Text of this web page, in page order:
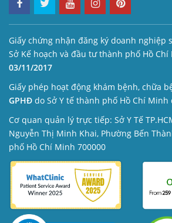
Giấy chứng nhận đăng ký doanh nghiệp
Sở Kế hoạch và đầu tư thành phố Hồ
03/11/2017
Giấy phép hoạt động khám bệnh, chữa
GPHĐ do Sở Y tế thành phố Hồ Chí Minh
Cơ quan quản lý trực tiếp: Sở Y Tế
Nguyễn Thị Minh Khai, Phường Bến
phố Hồ Chí Minh 700000